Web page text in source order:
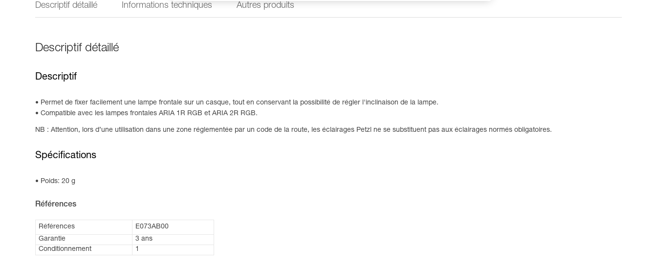
Descriptif détaillé Informations techniques Autres produits
Descriptif détaillé
Descriptif
Permet de fixer facilement une lampe frontale sur un casque, tout en conservant la possibilité de régler l'inclinaison de la lampe.
Compatible avec les lampes frontales ARIA 1R RGB et ARIA 2R RGB.
NB : Attention, lors d’une utilisation dans une zone réglementée par un code de la route, les éclairages Petzl ne se substituent pas aux éclairages normés obligatoires.
Spécifications
Poids: 20 g
Références
Références
E073AB00
Garantie
3 ans
Conditionnement
1